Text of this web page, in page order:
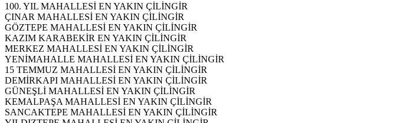
100. YIL MAHALLESİ EN YAKIN ÇİLİNGİR
ÇINAR MAHALLESİ EN YAKIN ÇİLİNGİR
GÖZTEPE MAHALLESİ EN YAKIN ÇİLİNGİR
KAZIM KARABEKİR EN YAKIN ÇİLİNGİR
MERKEZ MAHALLESİ EN YAKIN ÇİLİNGİR
YENİMAHALLE MAHALLESİ EN YAKIN ÇİLİNGİR
15 TEMMUZ MAHALLESİ EN YAKIN ÇİLİNGİR
DEMİRKAPI MAHALLESİ EN YAKIN ÇİLİNGİR
GÜNEŞLİ MAHALLESİ EN YAKIN ÇİLİNGİR
KEMALPAŞA MAHALLESİ EN YAKIN ÇİLİNGİR
SANCAKTEPE MAHALLESİ EN YAKIN ÇİLİNGİR